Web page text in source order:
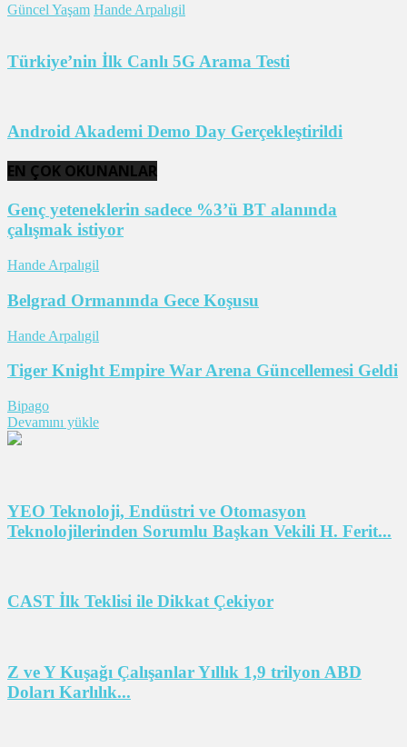
Güncel Yaşam Hande Arpalıgil
Türkiye’nin İlk Canlı 5G Arama Testi
Android Akademi Demo Day Gerçekleştirildi
EN ÇOK OKUNANLAR
Genç yeteneklerin sadece %3’ü BT alanında
çalışmak istiyor
Hande Arpalıgil
Belgrad Ormanında Gece Koşusu
Hande Arpalıgil
Tiger Knight Empire War Arena Güncellemesi Geldi
Bipago
Devamını yükle
YEO Teknoloji, Endüstri ve Otomasyon
Teknolojilerinden Sorumlu Başkan Vekili H. Ferit...
CAST İlk Teklisi ile Dikkat Çekiyor
Z ve Y Kuşağı Çalışanlar Yıllık 1,9 trilyon ABD
Doları Karlılık...